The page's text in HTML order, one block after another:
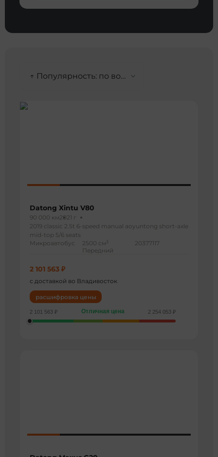
↑ Популярность: по возрастанию
Datong Xintu V80
90 000 км2021 г
2019 classic 2.5t 6-speed manual aoyuntong short-axle
mid-top 5/6 seats
Микроавтобус
2500 см 3
Передний
20377117
2 101 563 ₽
с доставкой во Владивосток
расшифровка цены
2 101 563 ₽ Отличная цена 2 254 053 ₽